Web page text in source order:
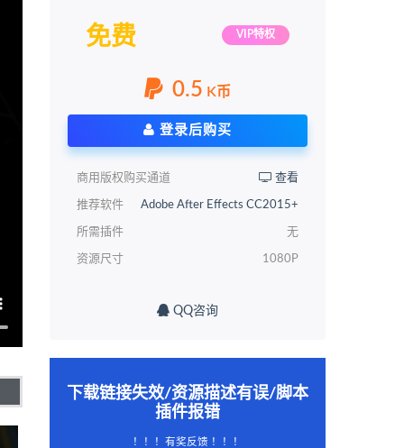
免费 VIP特权
0.5 K币
登录后购买
商用版权购买通道 查看
推荐软件 Adobe After Effects CC2015+
所需插件 无
资源尺寸 1080P
QQ咨询
下载链接失效/资源描述有误/脚本
插件报错
！！！有奖反馈 ！！！